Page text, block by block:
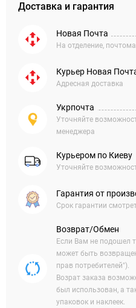
Доставка и гарантия
Новая Почта
На отделение,
Курьер Новая
Адресная доставка
Укрпочта
Уточняйте
менеджера
Курьером по Киеву
Уточняйте
Гарантия от
Срок гарантии
Возврат/Обмен
Если Вам не подошел
может быть
прав потребителей").
Возрат заказа
был использован, а
упаковок и наклеек.